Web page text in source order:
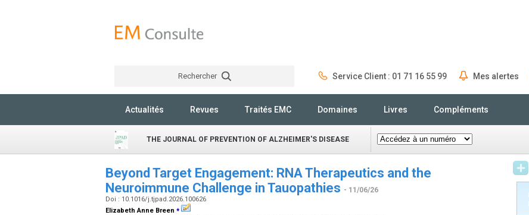
Rechercher Service Client : 01 71 16 55 99 Mes alertes
Actualités Revues Traités EMC Domaines Livres Compléments
THE JOURNAL OF PREVENTION OF ALZHEIMER'S DISEASE
Beyond Target Engagement: RNA Therapeutics and the
Neuroimmune Challenge in Tauopathies - 11/06/26
Doi : 10.1016/j.tjpad.2026.100626
Elizabeth Anne Breen ⁎